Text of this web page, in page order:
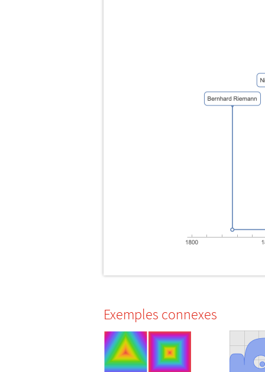
Exemples connexes